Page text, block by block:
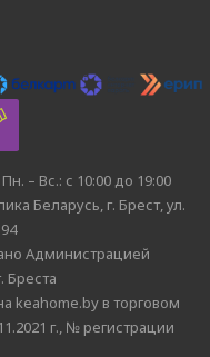
– Вс.: с 10:00 до 19:00
Беларусь, г. Брест, ул.
Администрацией
Бреста
keahome.by в торговом
г., № регистрации